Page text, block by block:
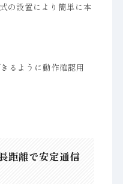
の設置により簡単に本
るように動作確認用
距離で安定通信